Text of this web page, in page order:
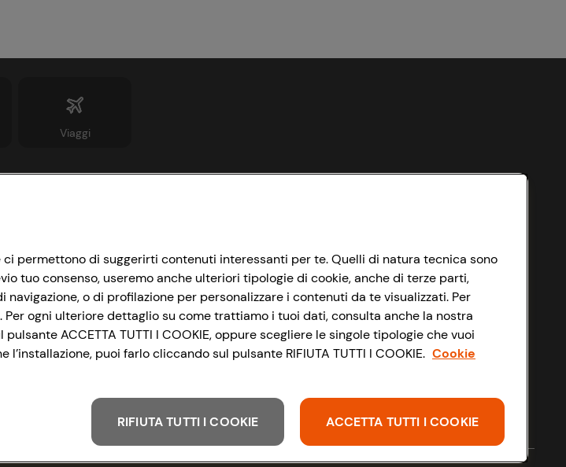
Viaggi
Le cooperative
News & Approfondimenti
Richiami prodotto
permettono di suggerirti contenuti interessanti per te. Quelli di natura tecnica sono
tuo consenso, useremo anche ulteriori tipologie di cookie, anche di terze parti,
o di profilazione per personalizzare i contenuti da te visualizzati. Per
ogni ulteriore dettaglio su come trattiamo i tuoi dati, consulta anche la nostra
ACCETTA TUTTI I COOKIE, oppure scegliere le singole tipologie che vuoi
puoi farlo cliccando sul pulsante RIFIUTA TUTTI I COOKIE. Cookie
RIFIUTA TUTTI I COOKIE ACCETTA TUTTI I COOKIE